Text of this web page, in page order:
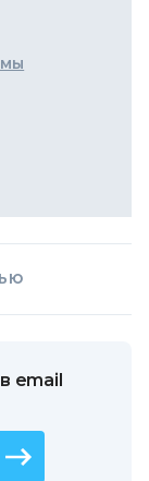
email